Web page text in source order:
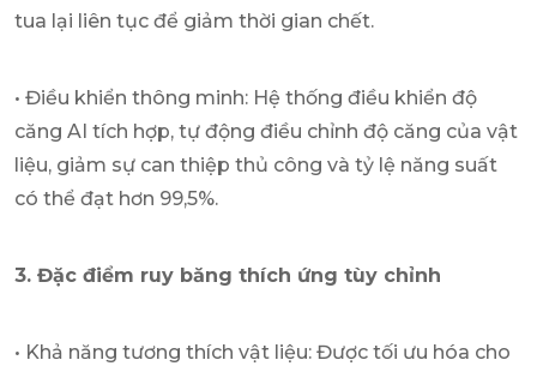
tua lại liên tục để giảm thời gian chết.
• Điều khiển thông minh: Hệ thống điều khiển độ
căng AI tích hợp, tự động điều chỉnh độ căng của vật
liệu, giảm sự can thiệp thủ công và tỷ lệ năng suất
có thể đạt hơn 99,5%.
3. Đặc điểm ruy băng thích ứng tùy chỉnh
• Khả năng tương thích vật liệu: Được tối ưu hóa cho